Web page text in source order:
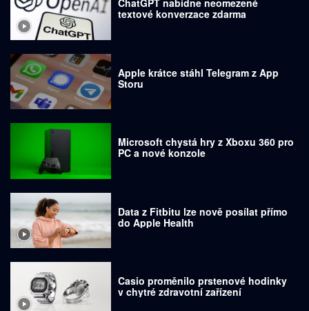
ChatGPT nabídne neomezené
textové konverzace zdarma
Apple krátce stáhl Telegram z App
Storu
Microsoft chystá hry z Xboxu 360 pro
PC a nové konzole
Data z Fitbitu lze nově posílat přímo
do Apple Health
Casio proměnilo prstenové hodinky
v chytré zdravotní zařízení